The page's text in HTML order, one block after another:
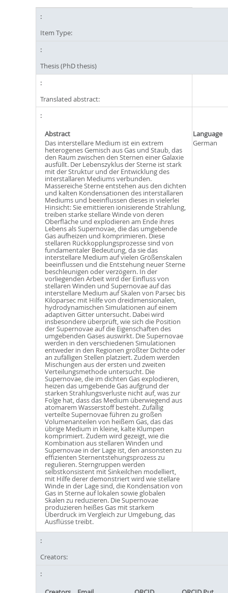
Item Type:
Thesis (PhD thesis)
Translated abstract:
Abstract
Language
Das interstellare Medium ist ein extrem
heterogenes Gemisch aus Gas und Staub, das
den Raum zwischen den Sternen einer Galaxie
ausfüllt. Der Lebenszyklus der Sterne ist stark
mit der Struktur und der Entwicklung des
interstallaren Mediums verbunden.
Massereiche Sterne entstehen aus den dichten
und kalten Kondensationen des interstallaren
Mediums und beeinflussen dieses in vielerlei
Hinsicht: Sie emittieren ionisierende Strahlung,
treiben starke stellare Winde von deren
Oberfläche und explodieren am Ende ihres
Lebens als Supernovae, die das umgebende
Gas aufheizen und komprimieren. Diese
stellaren Rückkopplungsprozesse sind von
fundamentaler Bedeutung, da sie das
interstellare Medium auf vielen Größenskalen
beeinflussen und die Entstehung neuer Sterne
beschleunigen oder verzögern. In der
vorliegenden Arbeit wird der Einfluss von
stellaren Winden und Supernovae auf das
interstellare Medium auf Skalen von Parsec bis
Kiloparsec mit Hilfe von dreidimensionalen,
hydrodynamischen Simulationen auf einem
adaptiven Gitter untersucht. Dabei wird
insbesondere überprüft, wie sich die Position
der Supernovae auf die Eigenschaften des
umgebenden Gases auswirkt. Die Supernovae
werden in den verschiedenen Simulationen
entweder in den Regionen größter Dichte oder
an zufälligen Stellen platziert. Zudem werden
Mischungen aus der ersten und zweiten
Verteilungsmethode untersucht. Die
Supernovae, die im dichten Gas explodieren,
heizen das umgebende Gas aufgrund der
starken Strahlungsverluste nicht auf, was zur
Folge hat, dass das Medium überwiegend aus
atomarem Wasserstoff besteht. Zufällig
verteilte Supernovae führen zu großen
Volumenanteilen von heißem Gas, das das
übrige Medium in kleine, kalte Klumpen
komprimiert. Zudem wird gezeigt, wie die
Kombination aus stellaren Winden und
Supernovae in der Lage ist, den ansonsten zu
effizienten Sternentstehungsprozess zu
regulieren. Sterngruppen werden
selbstkonsistent mit Sinkeilchen modelliert,
mit Hilfe derer demonstriert wird wie stellare
Winde in der Lage sind, die Kondensation von
Gas in Sterne auf lokalen sowie globalen
Skalen zu reduzieren. Die Supernovae
produzieren heißes Gas mit starkem
Überdruck im Vergleich zur Umgebung, das
Ausflüsse treibt.
German
Creators: